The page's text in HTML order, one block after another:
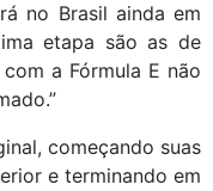
no Brasil ainda em
etapa são as de
a Fórmula E não
começando suas
e terminando em